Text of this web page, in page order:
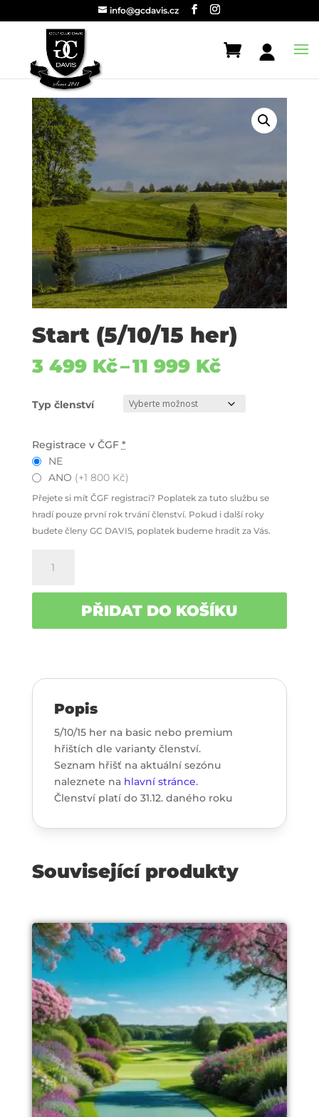
info@gcdavis.cz
Start (5/10/15 her)
3 499 Kč–11 999 KčRozpětí
3
Typ členství
Registrace v ČGF *
NE
ANO (+1 800 Kč)
Přejete si mít ČGF registraci? Poplatek za tuto službu se
hradí pouze první rok trvání členství. Pokud i další roky
budete členy GC DAVIS, poplatek budeme hradit za Vás.
(5/10/15
her)
PŘIDAT DO KOŠÍKU
Popis
5/10/15 her na basic nebo premium
hřištích dle varianty členství.
Seznam hřišť na aktuální sezónu
naleznete na hlavní stránce.
Členství platí do 31.12. daného roku
Související produkty